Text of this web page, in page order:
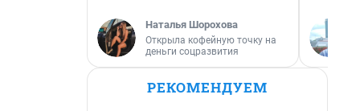
Наталья Шорохова
Открыла кофейную точку на
деньги соцразвития
РЕКОМЕНДУЕМ